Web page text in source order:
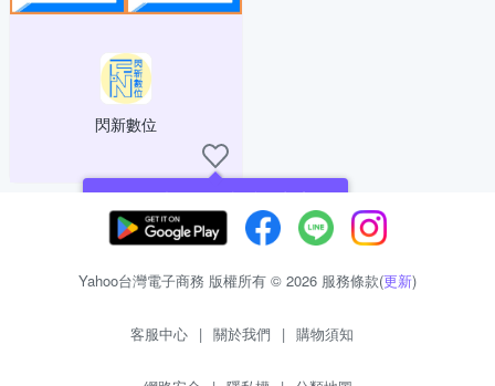
閃新數位
現在可以追蹤你喜愛的商店！
Yahoo台灣電子商務 版權所有 © 2026 服務條款(更新)
客服中心 | 關於我們 | 購物須知